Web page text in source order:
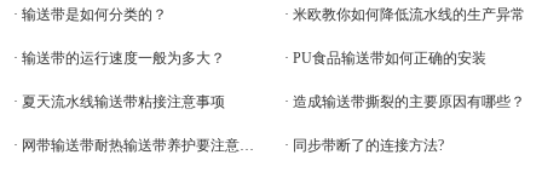
· 输送带是如何分类的？ · 米欧教你如何降低流水线的生产异常
· 输送带的运行速度一般为多大？ · PU食品输送带如何正确的安装
· 夏天流水线输送带粘接注意事项 · 造成输送带撕裂的主要原因有哪些？
· 网带输送带耐热输送带养护要注意哪些方面 · 同步带断了的连接方法?